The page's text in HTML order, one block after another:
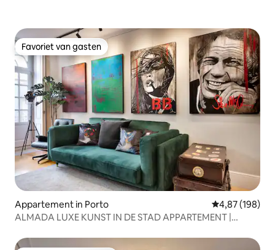
Favoriet van gasten
Favoriet van gasten
Appartement in Porto Gemiddelde
4,87 (198)
ALMADA LUXE KUNST IN DE STAD APPARTEMENT |